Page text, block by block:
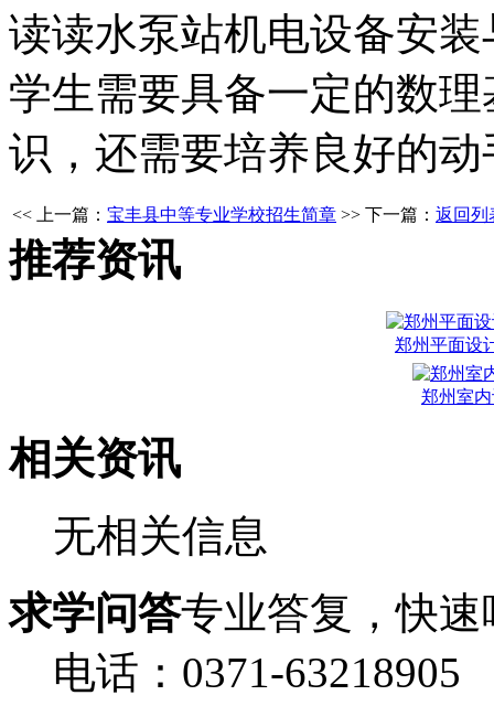
读读水泵站机电设备安
学生需要具备一定的数
识，还需要培养良好的
<< 上一篇： 宝丰县中等专业学校招生简章 >> 下一篇： 返回列
推荐资讯
郑州平面设
郑州室
相关资讯
无相关信息
求学问答专业答复，快速
电话：0371-63218905